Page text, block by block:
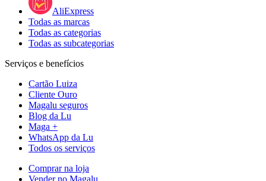
AliExpress
Todas as marcas
Todas as categorias
Todas as subcategorias
Serviços e benefícios
Cartão Luiza
Cliente Ouro
Magalu seguros
Blog da Lu
Maga +
WhatsApp da Lu
Todos os serviços
Comprar na loja
Vender no Magalu